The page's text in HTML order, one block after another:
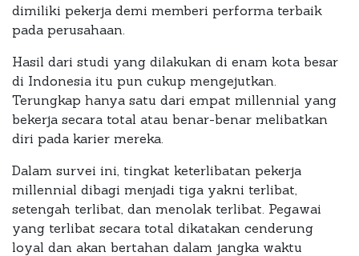
dimiliki pekerja demi memberi performa terbaik
pada perusahaan.
Hasil dari studi yang dilakukan di enam kota besar
di Indonesia itu pun cukup mengejutkan.
Terungkap hanya satu dari empat millennial yang
bekerja secara total atau benar-benar melibatkan
diri pada karier mereka.
Dalam survei ini, tingkat keterlibatan pekerja
millennial dibagi menjadi tiga yakni terlibat,
setengah terlibat, dan menolak terlibat. Pegawai
yang terlibat secara total dikatakan cenderung
loyal dan akan bertahan dalam jangka waktu